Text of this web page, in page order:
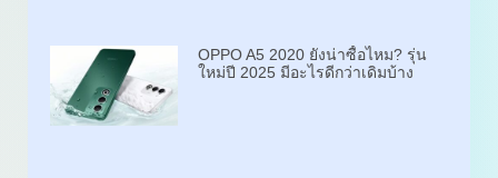
OPPO A5 2020 ยังน่าซื้อไหม? รุ่น
ใหม่ปี 2025 มีอะไรดีกว่าเดิมบ้าง